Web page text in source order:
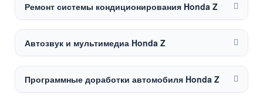
Ремонт системы кондиционирования Honda Z
Автозвук и мультимедиа Honda Z
Программные доработки автомобиля Honda Z